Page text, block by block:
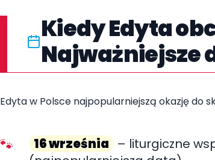
Kiedy Edyta
Najważniejsze
Edyta w Polsce najpopularniejszą okazję do
16 września – liturgiczne